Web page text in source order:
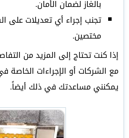
بالغاز لضمان الأمان.
تجنب إجراء أي تعديلات على
مختصين.
إذا كنت تحتاج إلى المزيد من
مع الشركات أو الإجراءات الخاصة
يمكنني مساعدتك في ذلك أيضاً.